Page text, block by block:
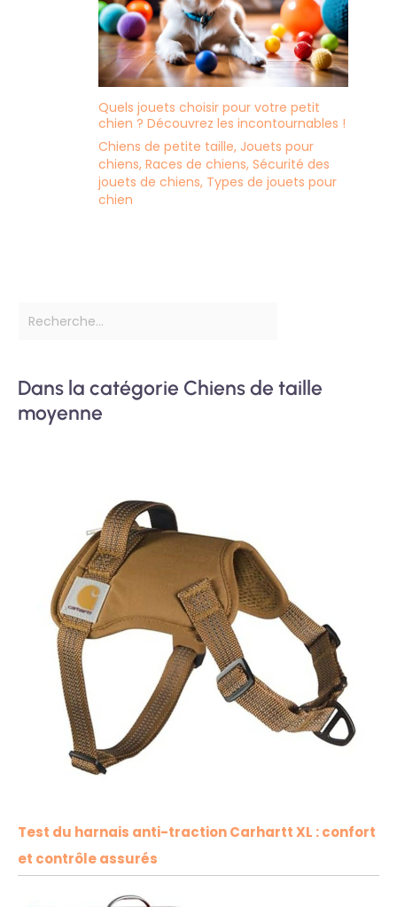
Quels jouets choisir pour votre petit
chien ? Découvrez les incontournables !
Chiens de petite taille, Jouets pour
chiens, Races de chiens, Sécurité des
jouets de chiens, Types de jouets pour
chien
Dans la catégorie Chiens de taille
moyenne
Test du harnais anti-traction Carhartt XL : confort
et contrôle assurés